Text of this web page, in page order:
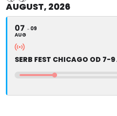
AUGUST, 2026
07
AUG
09
SERB FEST CHICAGO OD 7-